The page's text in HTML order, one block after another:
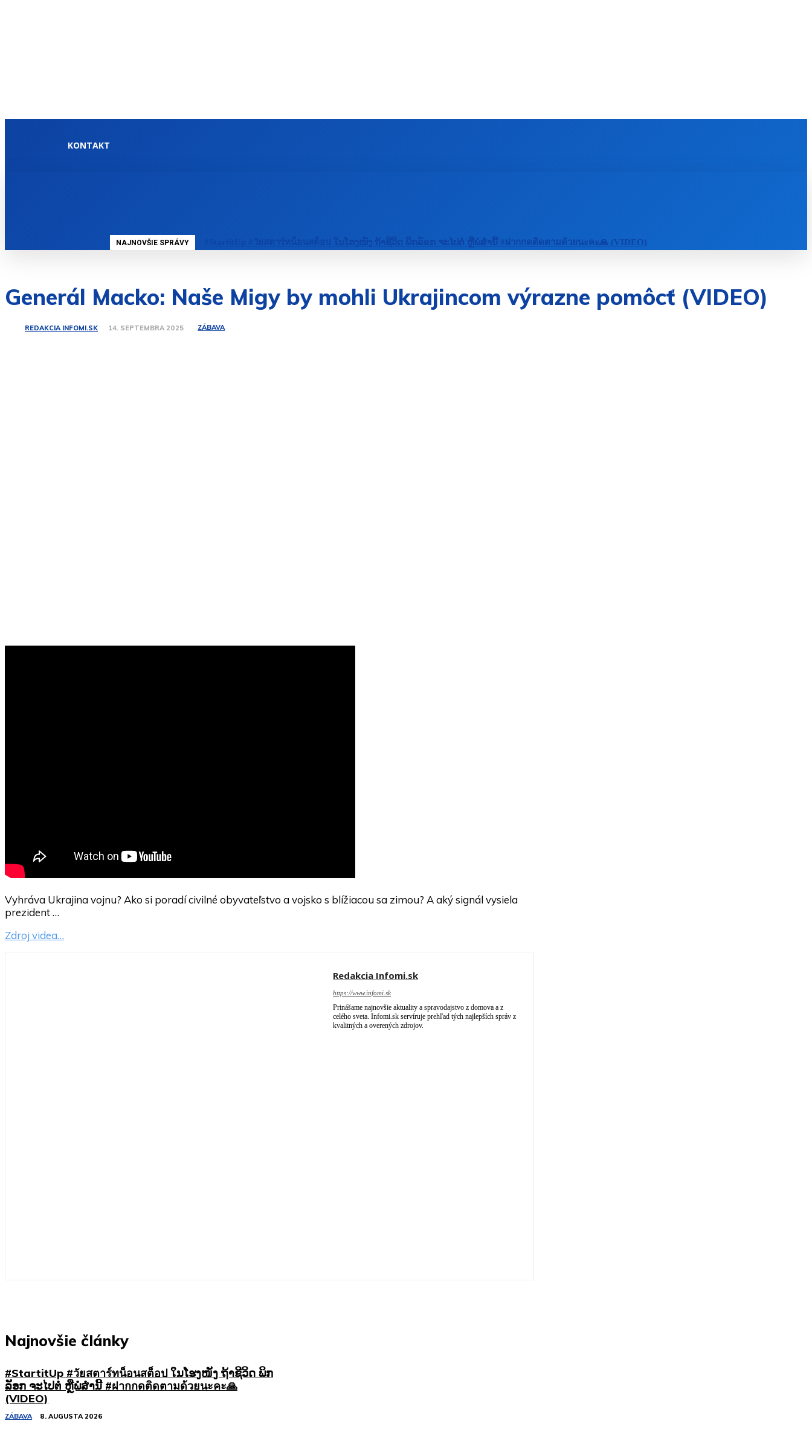
KONTAKT
NAJNOVŠIE SPRÁVY #StartitUp #วัยสตาร์ทน็อนสต็อป ໃນໂຮງໜັງ ຖ້າຊີວິດ ພິກລັອກ ຈະໄປຕໍ່ ຫຼືພໍສໍ່ານີ້ #ฝากกดติดตามด้วยนะคะ🙏 (VIDEO)
Generál Macko: Naše Migy by mohli Ukrajincom výrazne pomôcť (VIDEO)
REDAKCIA INFOMI.SK 14. SEPTEMBRA 2025 ZÁBAVA
Vyhráva Ukrajina vojnu? Ako si poradí civilné obyvateľstvo a vojsko s blížiacou sa zimou? A aký signál vysiela
prezident …
Zdroj videa…
Redakcia Infomi.sk
https://www.infomi.sk
Prinášame najnovšie aktuality a spravodajstvo z domova a z
celého sveta. Infomi.sk servíruje prehľad tých najlepších správ z
kvalitných a overených zdrojov.
Najnovšie články
#StartitUp #วัยสตาร์ทน็อนสต็อป ໃນໂຮງໜັງ ຖ້າຊີວິດ ພິກ
ລັອກ ຈະໄປຕໍ່ ຫຼືພໍສໍ່ານີ້ #ฝากกดติดตามด้วยนะคะ🙏
(VIDEO)
ZÁBAVA 8. AUGUSTA 2026